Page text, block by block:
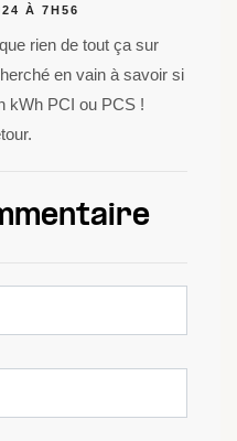
À 7H56
rien de tout ça sur
en vain à savoir si
kWh PCI ou PCS !